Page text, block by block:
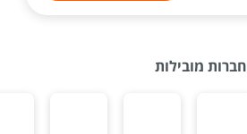
חברות מובילות